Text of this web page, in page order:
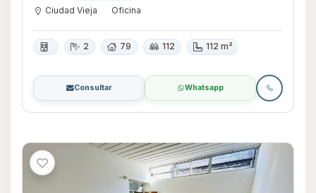
Ciudad Vieja Oficina
2 79 112 112 m²
Consultar Whatsapp